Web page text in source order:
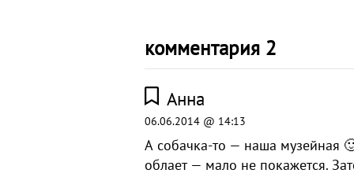
комментария 2
Анна
06.06.2014 @ 14:13
А собачка-то — наша музейная
облает — мало не покажется.